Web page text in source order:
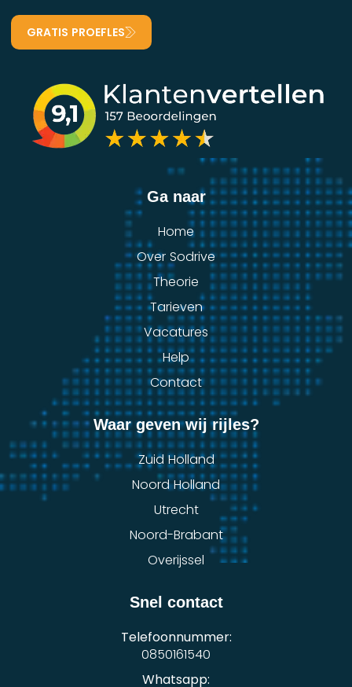
GRATIS PROEFLES
Ga naar
Home
Over Sodrive
Theorie
Tarieven
Vacatures
Help
Contact
Waar geven wij rijles?
Zuid Holland
Noord Holland
Utrecht
Noord-Brabant
Overijssel
Snel contact
Telefoonnummer:
0850161540
Whatsapp: